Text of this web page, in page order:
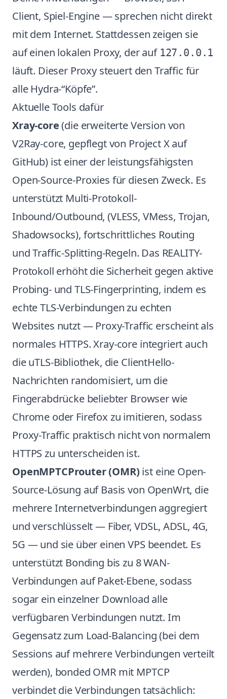
Client, Spiel-Engine — sprechen nicht direkt
mit dem Internet. Stattdessen zeigen sie
auf einen lokalen Proxy, der auf 127.0.0.1
läuft. Dieser Proxy steuert den Traffic für
alle Hydra-“Köpfe”.
Aktuelle Tools dafür
Xray-core(die erweiterte Version von
V2Ray-core, gepflegt von Project X auf
GitHub) ist einer der leistungsfähigsten
Open-Source-Proxies für diesen Zweck. Es
unterstützt Multi-Protokoll-
Inbound/Outbound, (VLESS, VMess, Trojan,
Shadowsocks), fortschrittliches Routing
und Traffic-Splitting-Regeln. Das REALITY-
Protokoll erhöht die Sicherheit gegen aktive
Probing- und TLS-Fingerprinting, indem es
echte TLS-Verbindungen zu echten
Websites nutzt — Proxy-Traffic erscheint als
normales HTTPS. Xray-core integriert auch
die uTLS-Bibliothek, die ClientHello-
Nachrichten randomisiert, um die
Fingerabdrücke beliebter Browser wie
Chrome oder Firefox zu imitieren, sodass
Proxy-Traffic praktisch nicht von normalem
HTTPS zu unterscheiden ist.
OpenMPTCProuter (OMR) ist eine Open-
Source-Lösung auf Basis von OpenWrt, die
mehrere Internetverbindungen aggregiert
und verschlüsselt — Fiber, VDSL, ADSL, 4G,
5G — und sie über einen VPS beendet. Es
unterstützt Bonding bis zu 8 WAN-
Verbindungen auf Paket-Ebene, sodass
sogar ein einzelner Download alle
verfügbaren Verbindungen nutzt. Im
Gegensatz zum Load-Balancing (bei dem
Sessions auf mehrere Verbindungen verteilt
werden), bonded OMR mit MPTCP
verbindet die Verbindungen tatsächlich: